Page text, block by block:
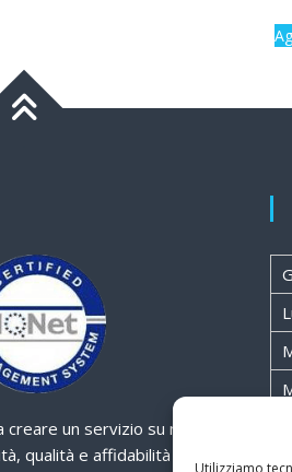
Utilizziamo
un servizio su misura
qualità e affidabilità sono